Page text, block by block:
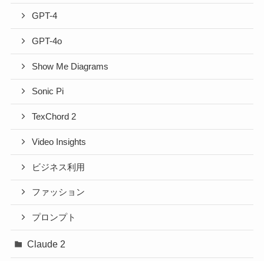
GPT-4
GPT-4o
Show Me Diagrams
Sonic Pi
TexChord 2
Video Insights
ビジネス利用
ファッション
プロンプト
Claude 2